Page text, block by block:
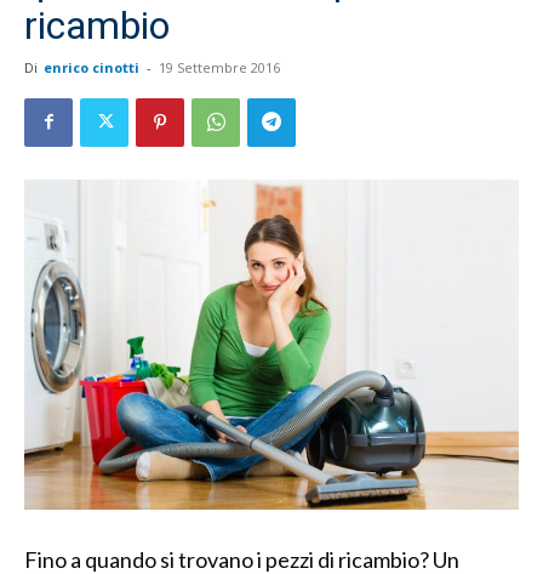
ricambio
Di enrico cinotti - 19 Settembre 2016
Fino a quando si trovano i pezzi di ricambio? Un